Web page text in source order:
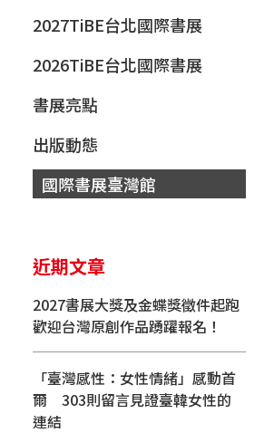
2027TiBE台北國際書展
2026TiBE台北國際書展
書展亮點
出版動態
國際書展臺灣館
近期文章
2027書展大獎及金蝶獎徵件起跑
歡迎台灣原創作品踴躍報名！
「臺灣感性：女性情緒」感動首
爾 303則留言見證臺韓女性的
連結